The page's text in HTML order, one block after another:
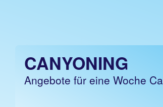
CANYONING
Angebote für eine Woche